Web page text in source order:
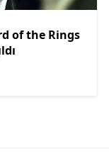
of the Rings